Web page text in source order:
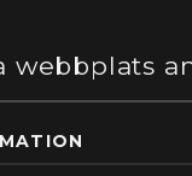
webbplats